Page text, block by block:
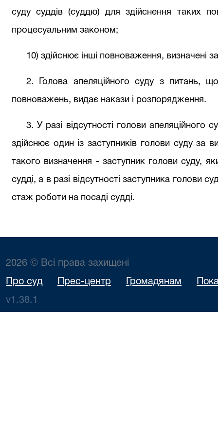
суду суддів (суддю) для здійснення таких
процесуальним законом;
10) здійснює інші повноваження, визначені
2. Голова апеляційного суду з питань,
повноважень, видає накази і розпорядження.
3. У разі відсутності голови апеляційного
здійснює один із заступників голови суду за
такого визначення - заступник голови суду,
судді, а в разі відсутності заступника голови
стаж роботи на посаді судді.
2026 © Всі права захищені
Про суд Прес-центр Громадянам
v1.38.1